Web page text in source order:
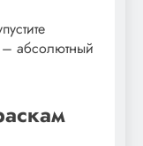
– абсолютный